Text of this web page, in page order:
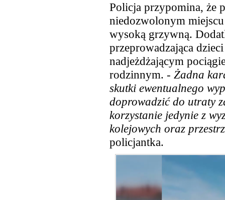
Policja przypomina, że
niedozwolonym
wysoką grzywną.
przeprowadzająca
nadjeżdżającym
rodzinnym. - Żadna
skutki ewentualnego
doprowadzić do utraty
korzystanie jedynie z
kolejowych oraz
policjantka.